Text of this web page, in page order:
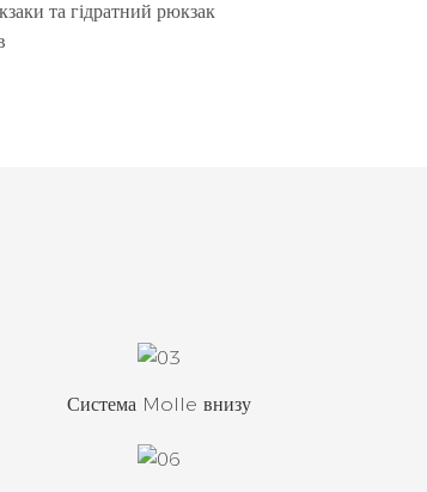
та гідратний рюкзак
Система Molle внизу